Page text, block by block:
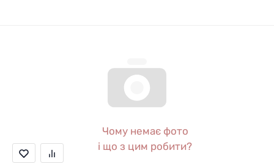
Чому немає фото
і що з цим робити?